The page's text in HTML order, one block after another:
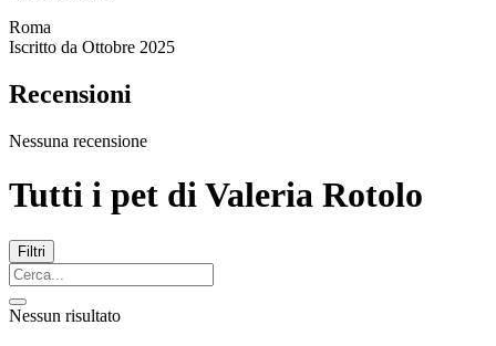
Roma
Iscritto da Ottobre 2025
Recensioni
Nessuna recensione
Tutti i pet di Valeria Rotolo
Filtri
Nessun risultato